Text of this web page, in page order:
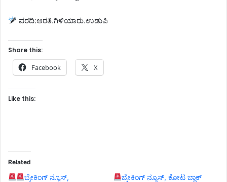
ವರದಿ:ಆರತಿ.ಗಿಳಿಯಾರು.ಉಡುಪಿ
Share this:
Facebook X
Like this:
Related
ಬ್ರೇಕಿಂಗ್ ನ್ಯೂಸ್,
ಬ್ರೇಕಿಂಗ್ ನ್ಯೂಸ್, ಕೋಟ ಬ್ಲಾಕ್